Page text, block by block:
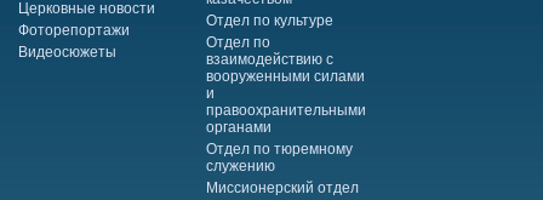
Церковные новости
Фоторепортажи
Видеосюжеты
Отдел по культуре
Отдел по
взаимодействию с
вооруженными силами
и
правоохранительными
органами
Отдел по тюремному
служению
Миссионерский отдел